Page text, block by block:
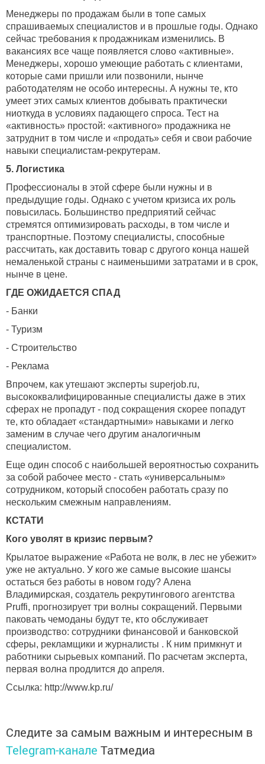
Менеджеры по продажам были в топе самых
спрашиваемых специалистов и в прошлые годы. Однако
сейчас требования к продажникам изменились. В
вакансиях все чаще появляется слово «активные».
Менеджеры, хорошо умеющие работать с клиентами,
которые сами пришли или позвонили, нынче
работодателям не особо интересны. А нужны те, кто
умеет этих самых клиентов добывать практически
ниоткуда в условиях падающего спроса. Тест на
«активность» простой: «активного» продажника не
затруднит в том числе и «продать» себя и свои рабочие
навыки специалистам-рекрутерам.
5. Логистика
Профессионалы в этой сфере были нужны и в
предыдущие годы. Однако с учетом кризиса их роль
повысилась. Большинство предприятий сейчас
стремятся оптимизировать расходы, в том числе и
транспортные. Поэтому специалисты, способные
рассчитать, как доставить товар с другого конца нашей
немаленькой страны с наименьшими затратами и в срок,
нынче в цене.
ГДЕ ОЖИДАЕТСЯ СПАД
- Банки
- Туризм
- Строительство
- Реклама
Впрочем, как утешают эксперты superjob.ru,
высококвалифицированные специалисты даже в этих
сферах не пропадут - под сокращения скорее попадут
те, кто обладает «стандартными» навыками и легко
заменим в случае чего другим аналогичным
специалистом.
Еще один способ с наибольшей вероятностью сохранить
за собой рабочее место - стать «универсальным»
сотрудником, который способен работать сразу по
нескольким смежным направлениям.
КСТАТИ
Кого уволят в кризис первым?
Крылатое выражение «Работа не волк, в лес не убежит»
уже не актуально. У кого же самые высокие шансы
остаться без работы в новом году? Алена
Владимирская, создатель рекрутингового агентства
Pruffi, прогнозирует три волны сокращений. Первыми
паковать чемоданы будут те, кто обслуживает
производство: сотрудники финансовой и банковской
сферы, рекламщики и журналисты . К ним примкнут и
работники сырьевых компаний. По расчетам эксперта,
первая волна продлится до апреля.
Ссылка: http://www.kp.ru/
Следите за самым важным и интересным в
Telegram-канале Татмедиа